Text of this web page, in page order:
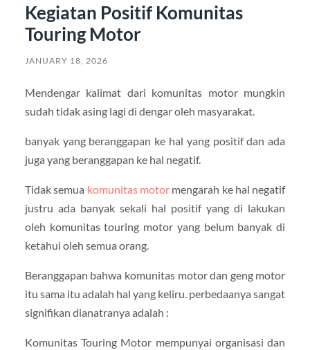
Kegiatan Positif Komunitas
Touring Motor
JANUARY 18, 2026
Mendengar kalimat dari komunitas motor mungkin
sudah tidak asing lagi di dengar oleh masyarakat.
banyak yang beranggapan ke hal yang positif dan ada
juga yang beranggapan ke hal negatif.
Tidak semua komunitas motormengarah ke hal negatif
justru ada banyak sekali hal positif yang di lakukan
oleh komunitas touring motor yang belum banyak di
ketahui oleh semua orang.
Beranggapan bahwa komunitas motor dan geng motor
itu sama itu adalah hal yang keliru. perbedaanya sangat
signifikan dianatranya adalah :
Komunitas Touring Motor mempunyai organisasi dan